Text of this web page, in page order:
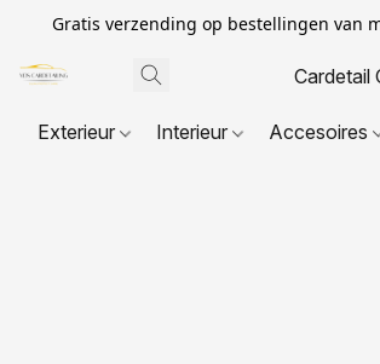
Gratis verzending op bestellingen van
Cardetail
Exterieur Interieur Accesoires